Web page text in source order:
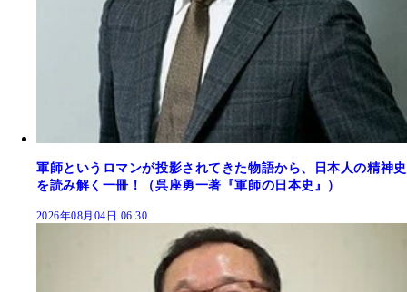
軍師というロマンが投影されてきた物語から、日本人の精神史
を読み解く一冊！（呉座勇一著『軍師の日本史』）
2026年08月04日 06:30